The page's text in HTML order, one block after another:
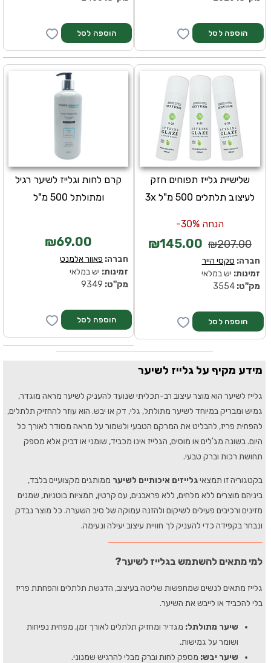
קרם לחות וגלייז לשיער רגיל
ומתולתל 500 מ"ל
₪69.00
חברה: פאוור אלמנט
זמינות: יש במלאי
מק''ט:
שלישיית גלייז תפוחים חזק
לעיצוב תלתלים 500 מ"ל 3x
הנחה 30%-
₪207.00
₪145.00
חברה: סקסי הייר
זמינות: יש במלאי
מק''ט: 3554
מידע מקיף על גלייז לשיער
גלייז לשיער הוא מוצר עיצוב רב-תכליתי שנועד להעניק לשיער מראה מוגדר,
גמיש ומבריק במיוחד לשיער מתולתל, גלי, דק או יבש. הוא עוזר להחזיק תלתלים,
להפחית פריז, להבליט את המרקם הטבעי ולשמור על מראה מסודר לאורך כל
היום. בשונה מג'לים או מוסים, הגלייז אינו מכביד, שומני או דביק אלא מספק
תחושת רכות וברק טבעי.
בקטגוריה זו תמצאיגלייזים איכותיים לשיער ממותגים מקצועיים בלבד,
ביניהם מוצרים ללא מלחים, ללא פראבנים, עם קרטין, תמציות בוטניות, שמנים
מזינים ורכיבים פעילים לשיקום ולהזנה עמוקה של סיב השערה. כל מוצר נבדק
ונבחר בקפידה כדי להעניק לך חוויית עיצוב יעילה ונעימה.
למי מתאים להשתמש בגלייז לשיער?
גלייז מתאים לנשים שמחפשות שליטה בעיצוב, הדגשת תלתלים והפחתת פריז
בלי להכביד או לייבש את השיער.
שיער מתולתל: מגדיר ומחזיק תלתלים לאורך זמן, מפחית נפיחות
ושומר על גמישות.
שיער יבש: מספק לחות וברק מבלי להרגיש שמנוני.